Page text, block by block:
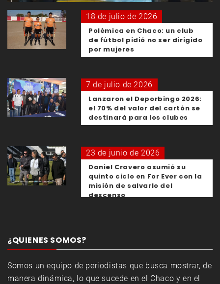
18 de julio de 2026
Polémica en Chaco: un club
de fútbol pidió no ser dirigido
por mujeres
7 de julio de 2026
Lanzaron el Deporbingo 2026:
el 70% del valor del cartón se
destinará para los clubes
23 de junio de 2026
Daniel Cravero asumió su
quinto ciclo en For Ever con la
misión de salvarlo del
descenso
¿QUIENES SOMOS?
Somos un equipo de periodistas que busca mostrar, de
manera dinámica, lo que sucede en el Chaco y en el